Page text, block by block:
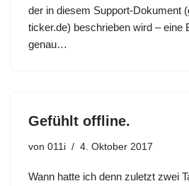
der in diesem Support-Dokument
ticker.de) beschrieben wird – eine
genau…
Gefühlt offline.
von 011i 4. Oktober 2017
Wann hatte ich denn zuletzt zwei